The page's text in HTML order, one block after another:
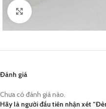
Đánh giá
Chưa có đánh giá nào.
Hãy là người đầu tiên nhận xét